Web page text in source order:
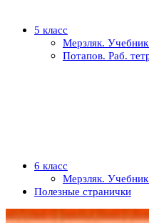
5 класс
Мерзляк. Учебник
Потапов. Раб.
6 класс
Мерзляк. Учебник
Полезные странички